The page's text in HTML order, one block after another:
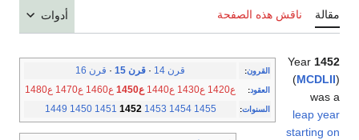
مقالة ناقش هذه الصفحة أدوات
القرون: قرن 14 · قرن 15 · قرن 16
العقود: ع1420 ع1430 ع1440 ع1450 ع1460 ع1470 ع1480
السنوات:
1449 1450 1451 1452 1453 1454 1455
Year 1452
(MCDLII)
was a
leap year
starting on